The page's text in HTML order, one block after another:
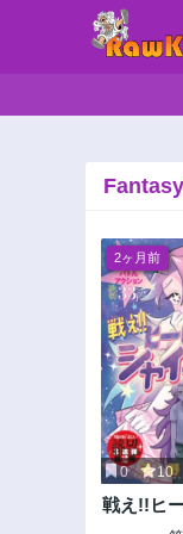
2ヶ月前
0 10
戦え!!ヒ